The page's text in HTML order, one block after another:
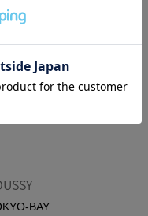
イント
セットアップのアイテム
ムです！！
ださい！！！
BAY